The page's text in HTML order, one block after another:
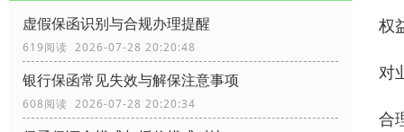
虚假保函识别与合规办理提醒
619阅读 2026-07-28 20:20:48
银行保函常见失效与解保注意事项
608阅读 2026-07-28 20:20:34
权
对
合